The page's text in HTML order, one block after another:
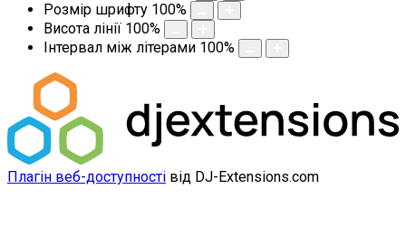
Розмір шрифту 100%
Висота лінії 100%
Інтервал між літерами 100%
Плагін веб-доступності від DJ-Extensions.com